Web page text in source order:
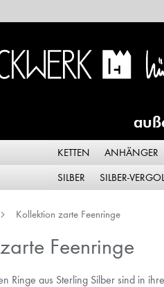
KETTEN ANHÄNGER
SILBER
SILBER-
Kollektion zarte Feenringe
Feenringe
Ringe aus Sterling Silber sind in